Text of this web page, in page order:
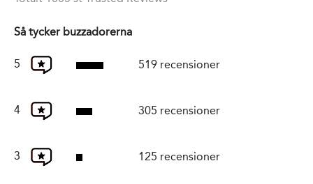
Så tycker buzzadorerna
5 519 recensioner
4 305 recensioner
3 125 recensioner